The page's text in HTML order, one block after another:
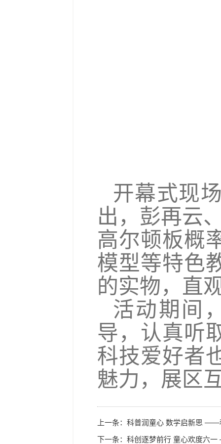
开幕式现
出，彭再云
高尔顿板概
模型等特色
的实物，直
活动期间
导，认真听
科技爱好者
魅力，展区
上一条： 科普润童心 数学启新思 ——
下一条： 科创逐梦前行 童心欢度六